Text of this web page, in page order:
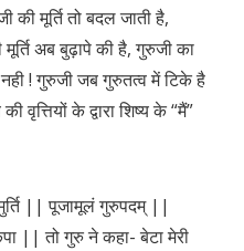
की मूर्ति तो बदल जाती है,
अब बुढ़ापे की है, गुरुजी का
! गुरुजी जब गुरुतत्व में टिके है
वृत्तियों के द्वारा शिष्य के “मैं”
|| पूजामूलं गुरुपदम् ||
|| तो गुरु ने कहा- बेटा मेरी